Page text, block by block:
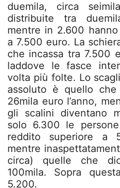
duemila, circa
distribuite tra
mentre in 2.600
a 7.500 euro. La
che incassa tra 7.500
laddove le fasce
volta più folte. Lo
assoluto è quello
26mila euro l’anno,
gli scalini diventano
solo 6.300 le
reddito superiore a
mentre
circa) quelle che
100mila. Sopra
5.200.